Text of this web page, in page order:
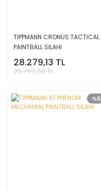
TIPPMANN CRONUS TACTICAL
PAINTBALL SILAHI
28.279,13 TL
29.767,50 TL
%5